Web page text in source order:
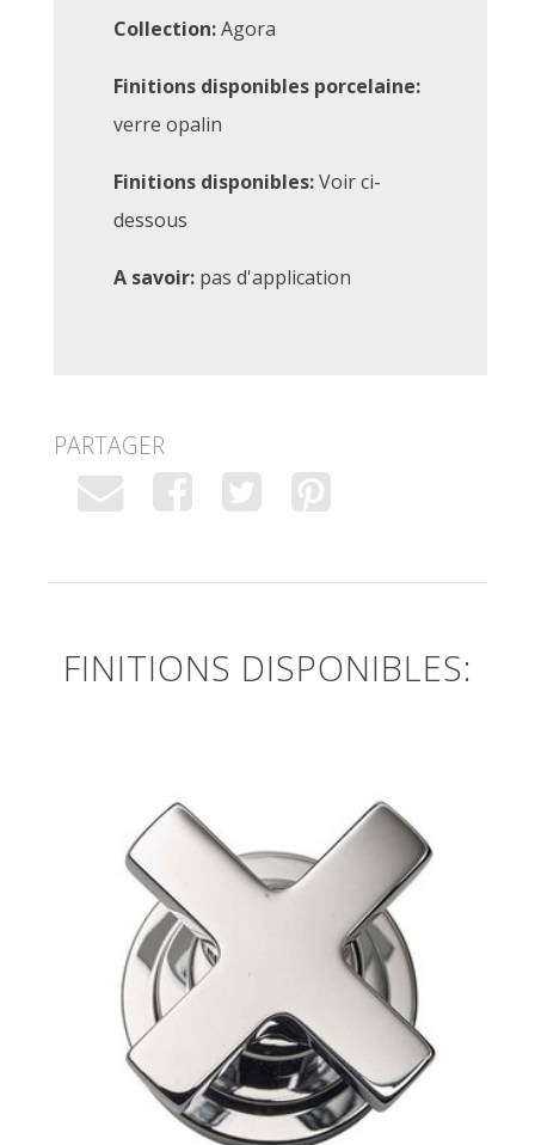
Collection:Agora
Finitions disponibles porcelaine:
verre opalin
Finitions disponibles:Voir ci-
dessous
A savoir: pas d'application
PARTAGER
FINITIONS DISPONIBLES: